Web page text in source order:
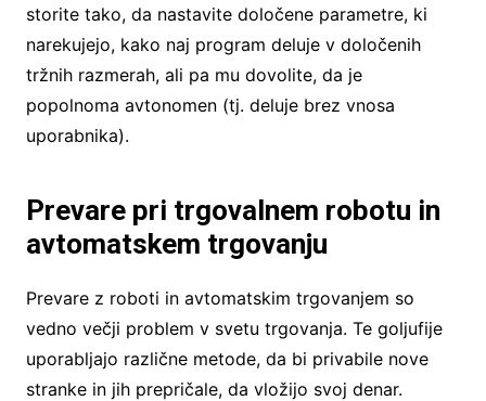
storite tako, da nastavite določene parametre, ki
narekujejo, kako naj program deluje v določenih
tržnih razmerah, ali pa mu dovolite, da je
popolnoma avtonomen (tj. deluje brez vnosa
uporabnika).
Prevare pri trgovalnem robotu in
avtomatskem trgovanju
Prevare z roboti in avtomatskim trgovanjem so
vedno večji problem v svetu trgovanja. Te goljufije
uporabljajo različne metode, da bi privabile nove
stranke in jih prepričale, da vložijo svoj denar.